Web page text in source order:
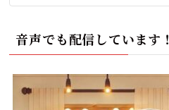
音声でも配信しています！